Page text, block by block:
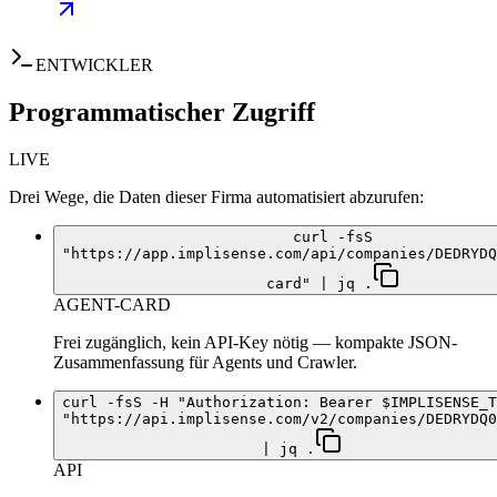
ENTWICKLER
Programmatischer Zugriff
LIVE
Drei Wege, die Daten dieser Firma automatisiert abzurufen:
curl -fsS
"https://app.implisense.com/api/companies/
card" | jq .
AGENT-CARD
Frei zugänglich, kein API-Key nötig — kompakte JSON-
Zusammenfassung für Agents und Crawler.
curl -fsS -H "Authorization: Bearer
"https://api.implisense.com/v2/companies/
| jq .
API